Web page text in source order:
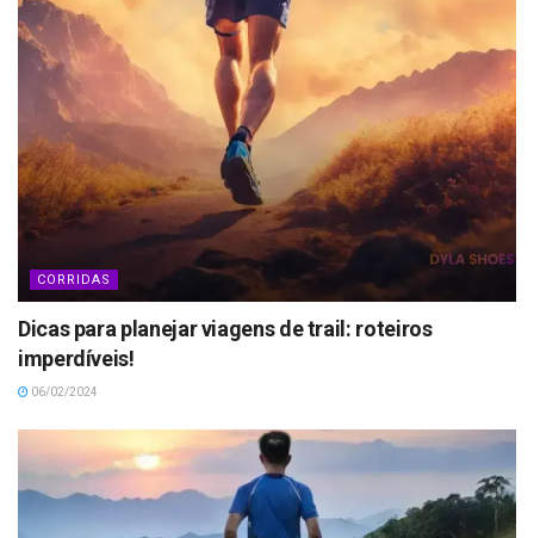
CORRIDAS
Dicas para planejar viagens de trail: roteiros
imperdíveis!
06/02/2024